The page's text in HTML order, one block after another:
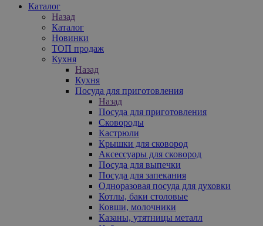
Каталог
Назад
Каталог
Новинки
ТОП продаж
Кухня
Назад
Кухня
Посуда для приготовления
Назад
Посуда для приготовления
Сковороды
Кастрюли
Крышки для сковород
Аксессуары для сковород
Посуда для выпечки
Посуда для запекания
Одноразовая посуда для духовки
Котлы, баки столовые
Ковши, молочники
Казаны, утятницы металл